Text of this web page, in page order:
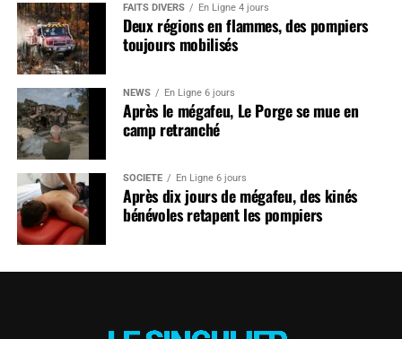
FAITS DIVERS En Ligne 4 jours
Deux régions en flammes, des pompiers
toujours mobilisés
NEWS En Ligne 6 jours
Après le mégafeu, Le Porge se mue en
camp retranché
SOCIÉTÉ En Ligne 6 jours
Après dix jours de mégafeu, des kinés
bénévoles retapent les pompiers